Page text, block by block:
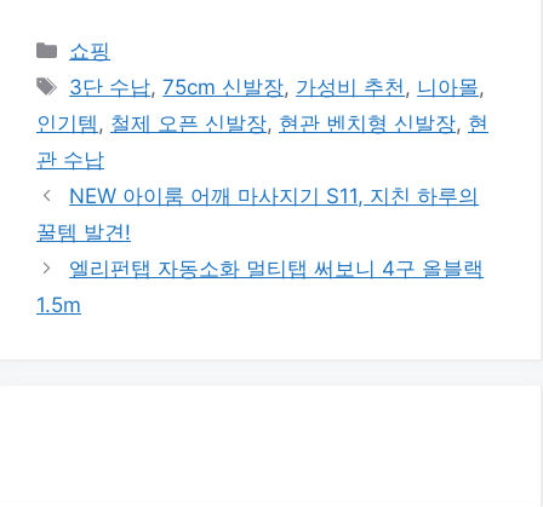
카
테
리
쇼핑
태
그
3단 수납,75cm 신발장, 가성비 추천, 니아몰,
인기템, 철제 오픈 신발장, 현관 벤치형 신발장, 현
관 수납
NEW 아이룸 어깨 마사지기 S11, 지친 하루의
꿀템 발견!
엘리펀탭 자동소화 멀티탭 써보니 4구 올블랙
1.5m